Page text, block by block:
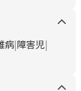
病 障害児